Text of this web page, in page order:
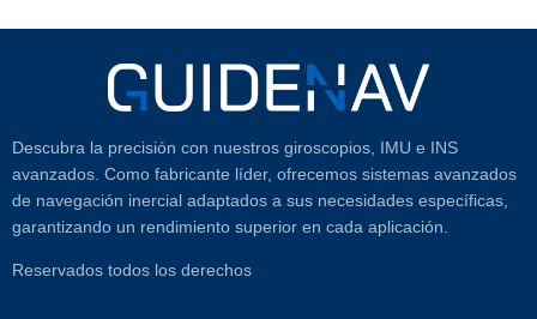
Descubra la precisión con nuestros giroscopios, IMU e INS
avanzados. Como fabricante líder, ofrecemos sistemas avanzados
de navegación inercial adaptados a sus necesidades específicas,
garantizando un rendimiento superior en cada aplicación.
Reservados todos los derechos